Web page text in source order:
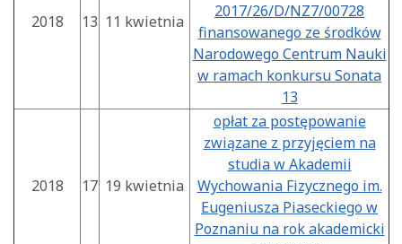
2018 13 11 kwietnia
2017/26/D/NZ7/00728
finansowanego ze środków
Narodowego Centrum Nauki
w ramach konkursu Sonata
13
2018 17 19 kwietnia
opłat za postępowanie
związane z przyjęciem na
studia w Akademii
Wychowania Fizycznego im.
Eugeniusza Piaseckiego w
Poznaniu na rok akademicki